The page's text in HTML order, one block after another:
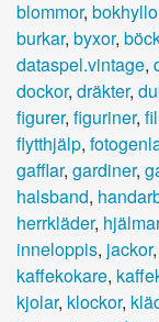
blommor,
burkar, byxor,
dataspel.vintage,
dockor, dräkter,
figurer, figuriner,
flytthjälp,
gafflar, gardiner,
halsband,
herrkläder, hjälmar
inneloppis, jackor,
kaffekokare,
kjolar, klockor,